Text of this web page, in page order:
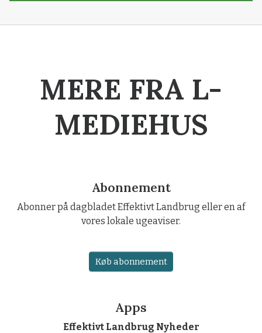
MERE FRA L-
MEDIEHUS
Abonnement
Abonner på dagbladet Effektivt Landbrug eller en af
vores lokale ugeaviser.
Køb abonnement
Apps
Effektivt Landbrug Nyheder